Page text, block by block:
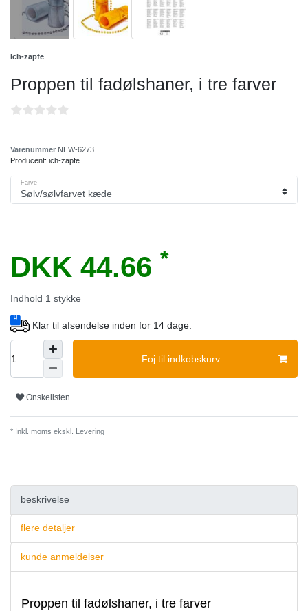
Ich-zapfe
Proppen til fadølshaner, i tre farver
Varenummer NEW-6273
Producent: ich-zapfe
Farve
DKK 44.66 *
Indhold 1 stykke
Klar til afsendelse inden for 14 dage.
Foj til indkobskurv
Onskelisten
* Inkl. moms ekskl. Levering
beskrivelse
flere detaljer
kunde anmeldelser
Proppen til fadølshaner, i tre farver